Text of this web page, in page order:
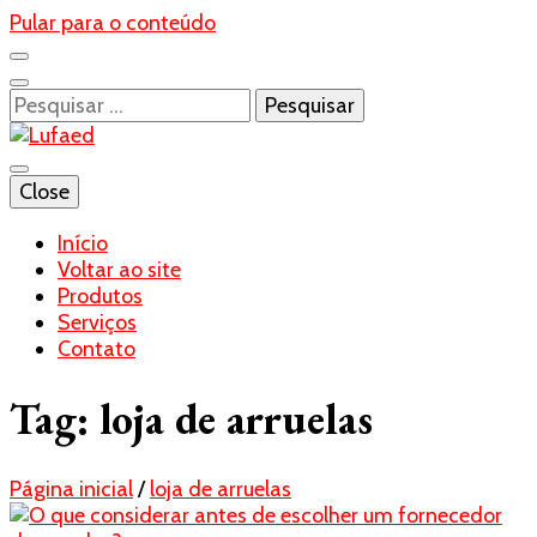
Pular para o conteúdo
Pesquisar
por:
Lufaed
Blog- Lufaed
Close
Início
Voltar ao site
Produtos
Serviços
Contato
Tag: loja de arruelas
Página inicial/ loja de arruelas